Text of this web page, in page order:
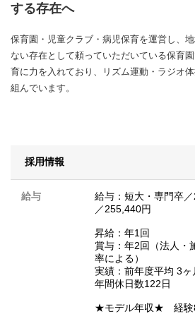
する存在へ
保育園・児童クラブ・病児保育を運営し、
ない存在として頼っていただいている保育
育に力を入れており、リズム運動・ラジオ
組んでいます。
採用情報
給与
給与：短大・専門
／255,440円
昇給：年1回
賞与：年2回（法人・
率による）
実績：前年度平均 3ヶ
年間休日数122日
★モデル年収★ 経験